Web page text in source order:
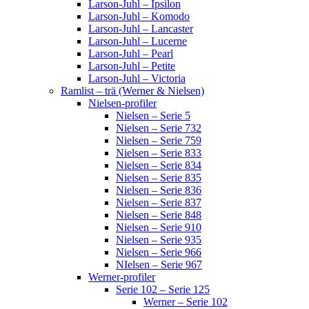
Larson-Juhl – Ipsilon
Larson-Juhl – Komodo
Larson-Juhl – Lancaster
Larson-Juhl – Lucerne
Larson-Juhl – Pearl
Larson-Juhl – Petite
Larson-Juhl – Victoria
Ramlist – trä (Werner & Nielsen)
Nielsen-profiler
Nielsen – Serie 5
Nielsen – Serie 732
Nielsen – Serie 759
Nielsen – Serie 833
Nielsen – Serie 834
Nielsen – Serie 835
Nielsen – Serie 836
Nielsen – Serie 837
Nielsen – Serie 848
Nielsen – Serie 910
Nielsen – Serie 935
Nielsen – Serie 966
NIelsen – Serie 967
Werner-profiler
Serie 102 – Serie 125
Werner – Serie 102